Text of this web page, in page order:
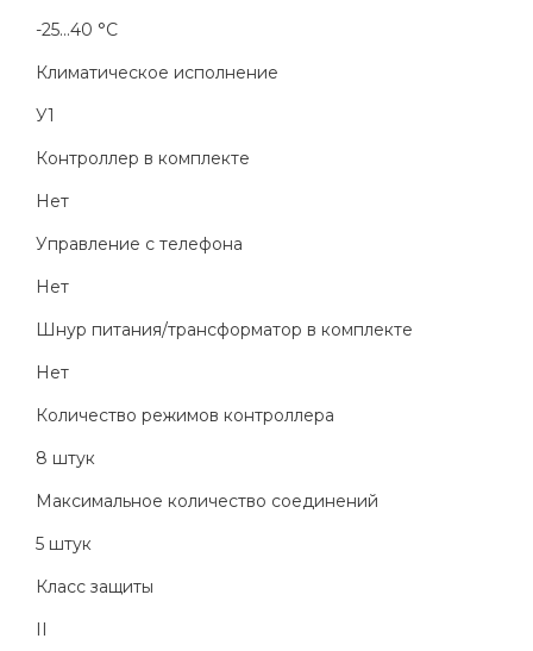
-25...40 °C
Климатическое исполнение
У1
Контроллер в комплекте
Нет
Управление с телефона
Нет
Шнур питания/трансформатор в комплекте
Нет
Количество режимов контроллера
8 штук
Максимальное количество соединений
5 штук
Класс защиты
II